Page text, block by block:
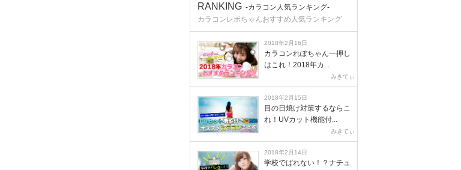
RANKING -カラコン人気ランキング-
カラコンレポちゃんおすすめ人気ランキング
2018年2月16日
カラコンれぽちゃん一押し
はこれ！2018年カ...
みきてぃ
2018年2月15日
目の日焼け対策するならこ
れ！UVカット機能付...
みきてぃ
2018年2月14日
学校でばれない！？ナチュ